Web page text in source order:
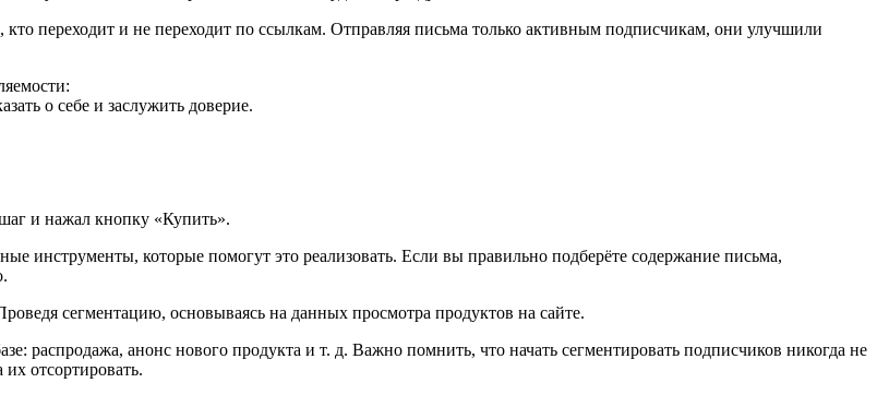
кто переходит и не переходит по ссылкам. Отправляя письма только активным подписчикам, они улучшили
о себе и заслужить доверие.
и нажал кнопку «Купить».
которые помогут это реализовать. Если вы правильно подберёте содержание письма,
сегментацию, основываясь на данных просмотра продуктов на сайте.
распродажа, анонс нового продукта и т. д. Важно помнить, что начать сегментировать подписчиков никогда не
отсортировать.